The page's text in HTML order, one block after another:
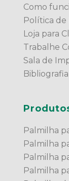
Como
Política de
Loja para
Trabalhe
Sala de
Bibliografia
Palmilha
Palmilha
Palmilha
Palmilha